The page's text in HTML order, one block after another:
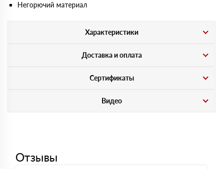
Негорючий материал
Характеристики
Доставка и оплата
Сертификаты
Видео
Отзывы